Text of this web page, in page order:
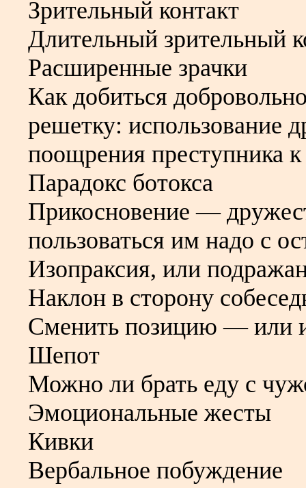
Зрительный контакт
Длительный зрительный
Расширенные зрачки
Как добиться
решетку: использование
поощрения преступника
Парадокс ботокса
Прикосновение —
пользоваться им надо с
Изопраксия, или
Наклон в сторону
Сменить позицию — или
Шепот
Можно ли брать еду с
Эмоциональные жесты
Кивки
Вербальное побуждение